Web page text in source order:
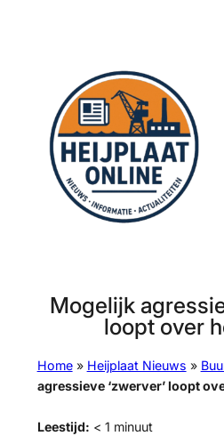
Mogelijk
loopt over
Home» Heijplaat Nieuws »
agressieve ‘zwerver’ loopt
Leestijd: < 1 minuut